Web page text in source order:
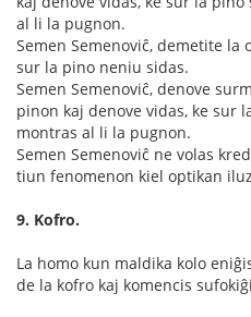
al li la pugnon.
Semen Semenoviĉ, demetite la
sur la pino neniu sidas.
Semen Semenoviĉ, denove
pinon kaj denove vidas, ke sur
montras al li la pugnon.
Semen Semenoviĉ ne volas
tiun fenomenon kiel optikan
9. Kofro.
La homo kun maldika kolo
de la kofro kaj komencis